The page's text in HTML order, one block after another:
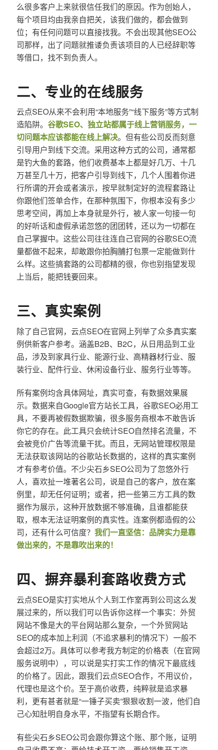
么很多客户上来就很信任我们的原因。作为创始人，
每个项目均由我亲自把关，该我们做的，都会做到
位；有任何问题可以直接找我。不会出现其他SEO公
司那样，出了问题就推诿负责该项目的人已经辞职等
等借口，找不到负责人。
二、专业的在线服务
云点SEO从来不会利用“本地服务”“线下服务”等方式制
造陷阱。 谷歌SEO、独立站都属于线上营销服务，一
切问题本应该都能在线上解决。但有些公司反而刻意
引导用户到线下交流。采用这种方式的公司，通常都
是钓大鱼的套路，他们收费基本上都是好几万、十几
万甚至几十万，把客户引导到线下，几个人围着你进
行所谓的开会或者演示，按早就制定好的流程套路让
你跟他们签单合作，在那种氛围下，你根本没有多少
思考空间，再加上本身就是外行，被人家一句接一句
的好听话和虚假承诺忽悠的团团转，还以为一切都在
自己掌握中。这些公司往往连自己官网的谷歌SEO流
量都做不起来，却敢跟你拍胸脯打包票一定能做到什
么样。这些搞套路的公司都精的很，你也别指望发现
上当后，能把钱要回来。
三、真实案例
除了自己官网，云点SEO在官网上列举了众多真实案
例供新客户参考。涵盖B2B、B2C，从日用品到工业
品，涉及到家具行业、能源行业、高精器材行业、服
装行业、配件行业、休闲设备行业、服务行业等等。
所有案例均含具体网址，真实可查，有数据效果展
示。数据来自Google官方站长工具，谷歌SEO必用工
具，不要再被假数据欺骗，很多服务商根本不敢告诉
你它的存在。此工具只会统计SEO自然排名流量，不
会被竞价广告等流量干扰。而且，无网站管理权限是
无法获取该网站的谷歌站长数据的，这样的真实案例
才有参考价值。不少尖石乡SEO公司为了忽悠外行
人，喜欢扯一堆著名公司，说是自己的客户，放在案
例里，却无任何证明；或者，把一些第三方工具的数
据作为展示，这种开放数据不够准确，且谁都能获
取，根本无法证明案例的真实性。连案例都造假的公
司，还有什么可信度？ 我们一直坚信：品牌实力是靠
做出来的，不是靠吹出来的！
四、摒弃暴利套路收费方式
云点SEO是实打实地从个人到工作室再到公司这么发
展过来的，所以我们可以告诉你这样一个事实：外贸
网站不像是大的平台网站那么复杂，一个外贸网站
SEO的成本加上利润（不追求暴利的情况下）一般不
会超过2万。具体可以参考我方制定的价格表（在官网
服务说明中），可以说是实打实工作的情况下最底线
的价格了。因此，跟我们云点SEO合作，不用议价，
代理也是这个价。至于高价收费，纯粹就是追求暴
利，更有甚者就是“一锤子买卖”狠狠收割一波，他们自
己心知肚明自身水平，不指望有长期合作。
有些尖石乡SEO公司会跟你算这个账、那个账，证明